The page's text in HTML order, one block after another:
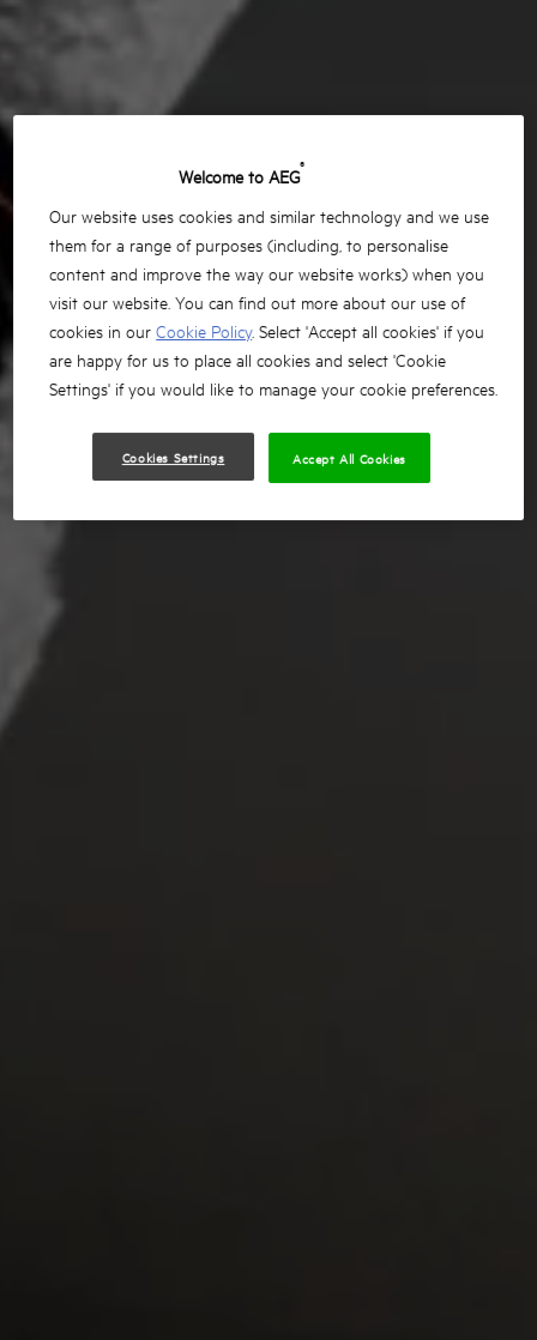
Welcome to AEG®
Our website uses cookies and similar technology and we use
them for a range of purposes (including, to personalise
content and improve the way our website works) when you
visit our website. You can find out more about our use of
cookies in ourCookie Policy. Select 'Accept all cookies' if you
are happy for us to place all cookies and select 'Cookie
Settings' if you would like to manage your cookie preferences.
Cookies Settings Accept All Cookies